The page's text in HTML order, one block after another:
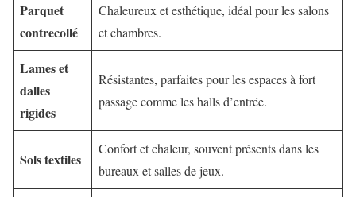
Parquet
contrecollé
Chaleureux et esthétique, idéal pour les salons
et chambres.
Lames et
dalles
rigides
Résistantes, parfaites pour les espaces à fort
passage comme les halls d’entrée.
Sols textiles
Confort et chaleur, souvent présents dans les
bureaux et salles de jeux.